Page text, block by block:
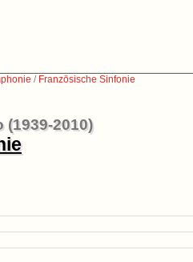
/ Französische Sinfonie
2010)